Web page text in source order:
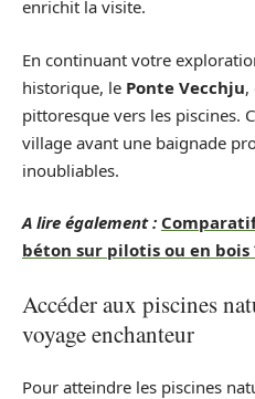
enrichit la visite.
En continuant votre
historique, le Ponte Vecchju,
pittoresque vers les piscines.
village avant une baignade
inoubliables.
A lire également :
béton sur pilotis ou en bois
Accéder aux piscines
voyage enchanteur
Pour atteindre les piscines